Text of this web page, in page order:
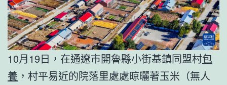
10月19日，在通遼市開魯縣小街基鎮同盟村包
養 ，村平易近的院落里處處晾曬著玉米（無人